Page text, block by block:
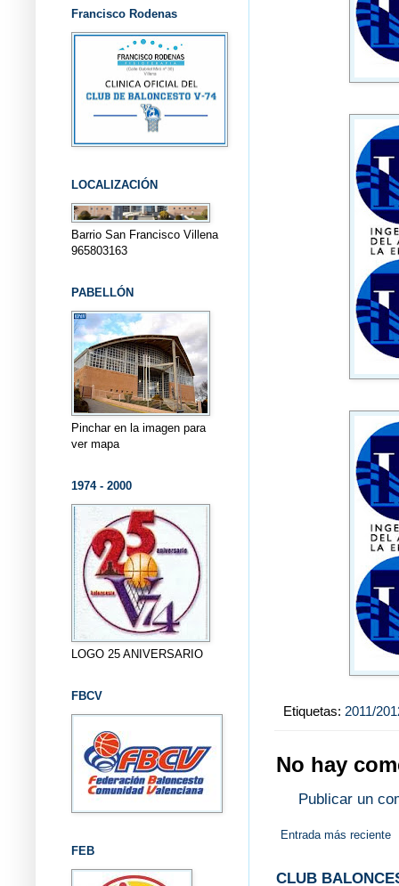
Etiquetas: 2011/
No hay
Publicar un
Entrada más reciente
CLUB
Francisco Rodenas
LOCALIZACIÓN
Barrio San Francisco Villena
965803163
PABELLÓN
Pinchar en la imagen para
ver mapa
1974 - 2000
LOGO 25 ANIVERSARIO
FBCV
FEB